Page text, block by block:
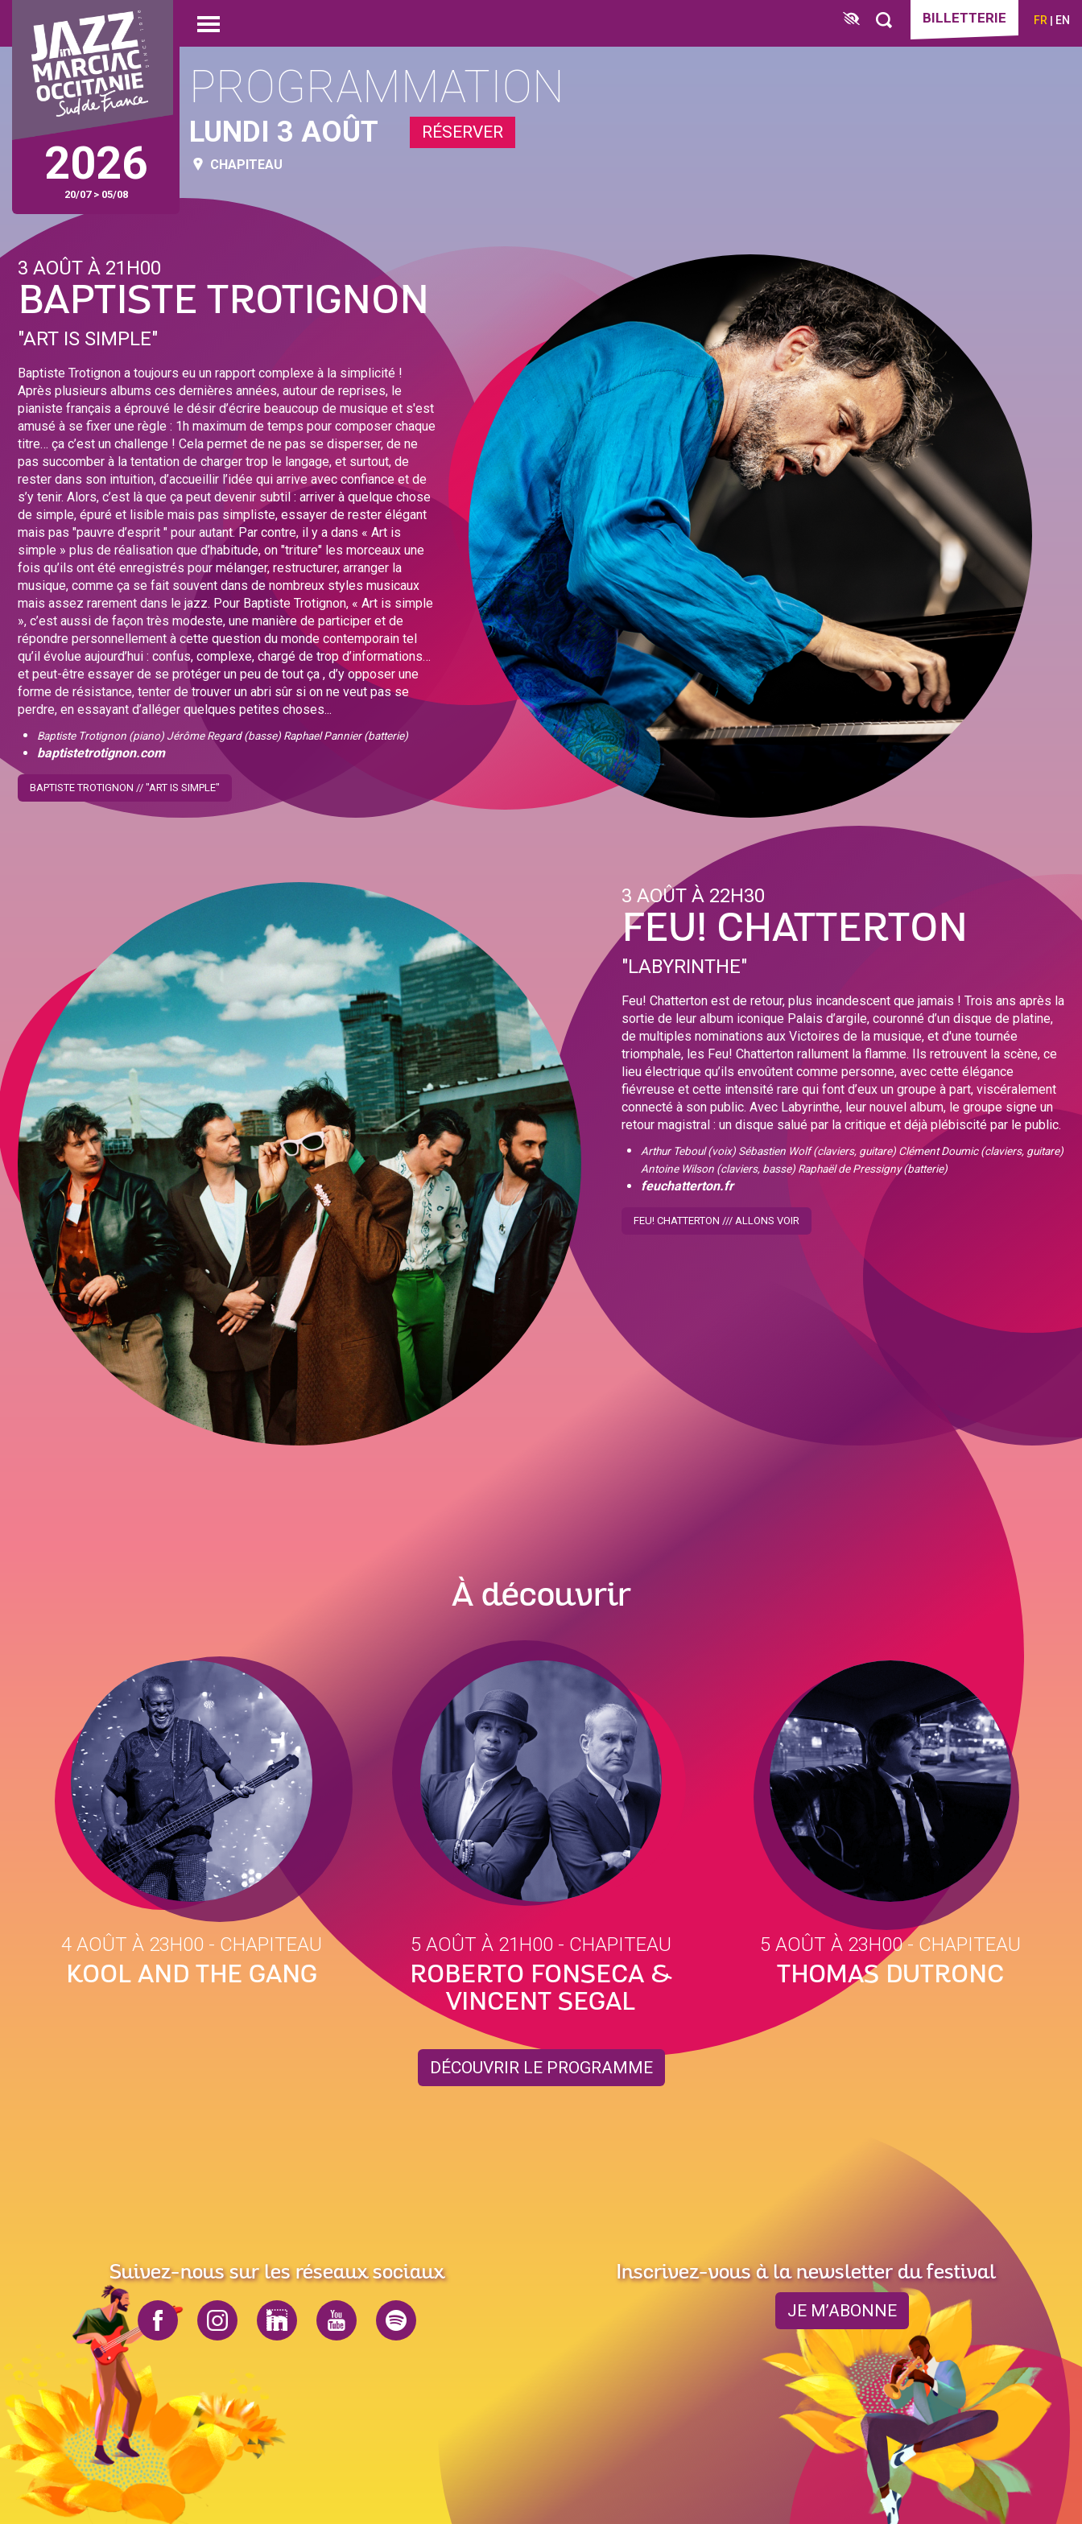
contenu
principal
Open
menu
BILLETTERIE FR EN
2026
20/07 > 05/08
PROGRAMMATION
LUNDI 3 AOÛT RÉSERVER
CHAPITEAU
3 AOÛT À 21H00
BAPTISTE TROTIGNON
"ART IS SIMPLE"
Baptiste Trotignon a toujours eu un rapport complexe à la simplicité !
Après plusieurs albums ces dernières années, autour de reprises, le
pianiste français a éprouvé le désir d’écrire beaucoup de musique et s'est
amusé à se fixer une règle : 1h maximum de temps pour composer chaque
titre… ça c’est un challenge ! Cela permet de ne pas se disperser, de ne
pas succomber à la tentation de charger trop le langage, et surtout, de
rester dans son intuition, d’accueillir l’idée qui arrive avec confiance et de
s’y tenir. Alors, c’est là que ça peut devenir subtil : arriver à quelque chose
de simple, épuré et lisible mais pas simpliste, essayer de rester élégant
mais pas "pauvre d’esprit " pour autant. Par contre, il y a dans « Art is
simple » plus de réalisation que d’habitude, on "triture" les morceaux une
fois qu’ils ont été enregistrés pour mélanger, restructurer, arranger la
musique, comme ça se fait souvent dans de nombreux styles musicaux
mais assez rarement dans le jazz. Pour Baptiste Trotignon, « Art is simple
», c’est aussi de façon très modeste, une manière de participer et de
répondre personnellement à cette question du monde contemporain tel
qu’il évolue aujourd’hui : confus, complexe, chargé de trop d’informations…
et peut-être essayer de se protéger un peu de tout ça , d’y opposer une
forme de résistance, tenter de trouver un abri sûr si on ne veut pas se
perdre, en essayant d’alléger quelques petites choses...
Baptiste Trotignon (piano) Jérôme Regard (basse) Raphael Pannier (batterie)
baptistetrotignon.com
BAPTISTE TROTIGNON // "ART IS SIMPLE"
3 AOÛT À 22H30
FEU! CHATTERTON
"LABYRINTHE"
Feu! Chatterton est de retour, plus incandescent que jamais ! Trois ans après la
sortie de leur album iconique Palais d’argile, couronné d’un disque de platine,
de multiples nominations aux Victoires de la musique, et d'une tournée
triomphale, les Feu! Chatterton rallument la flamme. Ils retrouvent la scène, ce
lieu électrique qu’ils envoûtent comme personne, avec cette élégance
fiévreuse et cette intensité rare qui font d’eux un groupe à part, viscéralement
connecté à son public. Avec Labyrinthe, leur nouvel album, le groupe signe un
retour magistral : un disque salué par la critique et déjà plébiscité par le public.
Arthur Teboul (voix) Sébastien Wolf (claviers, guitare) Clément Doumic (claviers, guitare)
Antoine Wilson (claviers, basse) Raphaël de Pressigny (batterie)
feuchatterton.fr
FEU! CHATTERTON /// ALLONS VOIR
À découvrir
4 AOÛT À 23H00 - CHAPITEAU
KOOL AND THE GANG
5 AOÛT À 21H00 - CHAPITEAU
ROBERTO FONSECA &
VINCENT SEGAL
5 AOÛT À 23H00- CHAPITEAU
THOMAS DUTRONC
DÉCOUVRIR LE PROGRAMME
Suivez-nous sur les réseaux sociaux Inscrivez-vous à la newsletter du festival
JE M’ABONNE
Panneau de gestion des cookies